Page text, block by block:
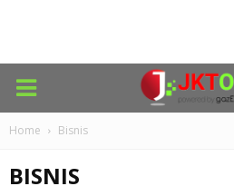
Home Bisnis
BISNIS